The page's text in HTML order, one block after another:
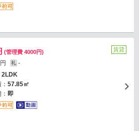
(管理費 4000円)
礼 -
2LDK
57.85㎡
即
賃貸